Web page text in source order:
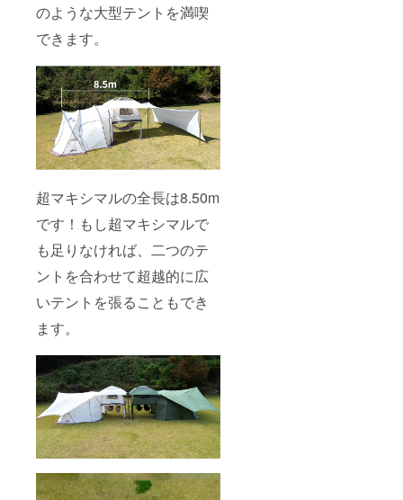
のような大型テントを満喫
できます。
超マキシマルの全長は8.50m
です！もし超マキシマルで
も足りなければ、二つのテ
ントを合わせて超越的に広
いテントを張ることもでき
ます。